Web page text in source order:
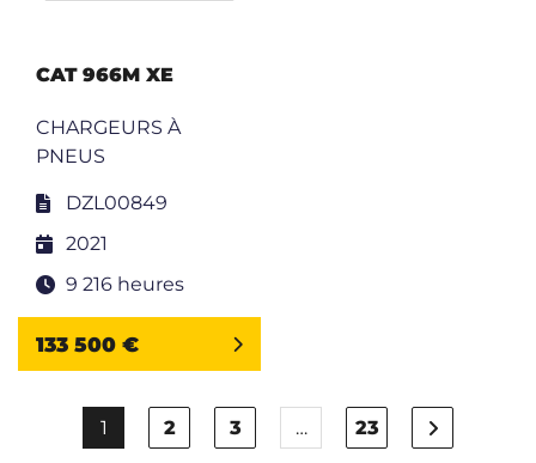
CAT 966M XE
CHARGEURS À
PNEUS
DZL00849
2021
9 216 heures
133 500 €
1 2 3 … 23